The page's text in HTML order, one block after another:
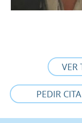
VER
PEDIR CITA